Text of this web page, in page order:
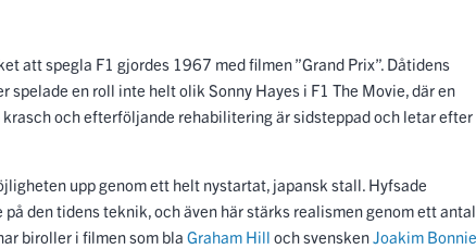
upp genom ett helt nystartat, japansk stall. Hyfsade
på den tidens teknik, och även här stärks realismen genom ett antal
biroller i filmen som bla
Graham Hilloch svensken